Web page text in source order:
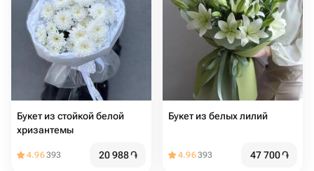
Букет из стойкой белой
хризантемы
4.96393 20 988֏
Букет из белых лилий
4.96393 47 700֏